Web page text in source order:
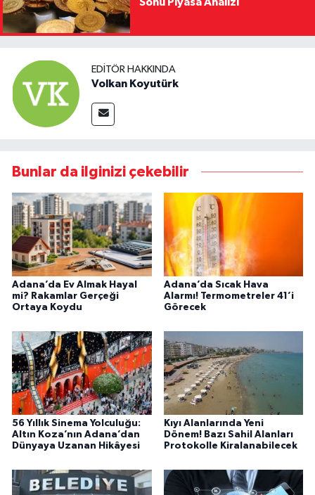
EDITÖR HAKKINDA
Volkan Koyutürk
Bunlar da ilginizi çekebilir
Adana’da Ev Almak Hayal
mi? Rakamlar Gerçeği
Ortaya Koydu
Adana’da Sıcak Hava
Alarmı! Termometreler 41’i
Görecek
56 Yıllık Sinema Yolculuğu:
Altın Koza’nın Adana’dan
Dünyaya Uzanan Hikâyesi
Kıyı Alanlarında Yeni
Dönem! Bazı Sahil Alanları
Protokolle Kiralanabilecek